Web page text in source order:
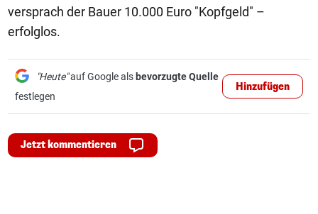
versprach der Bauer 10.000 Euro "Kopfgeld" –
erfolglos.
"Heute"auf Google als bevorzugte Quelle
festlegen
Hinzufügen
Jetzt kommentieren